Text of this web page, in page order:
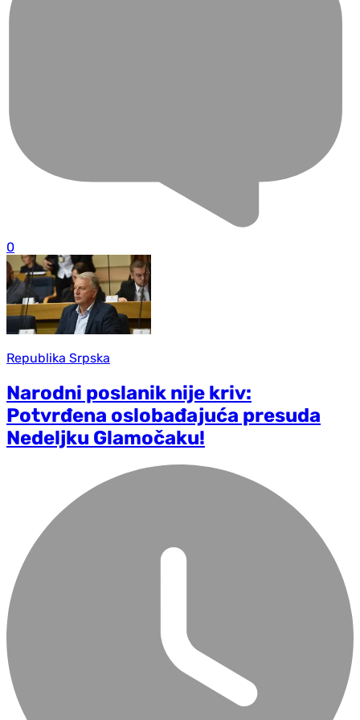
0
Republika Srpska
Narodni poslanik nije kriv:
Potvrđena oslobađajuća presuda
Nedeljku Glamočaku!